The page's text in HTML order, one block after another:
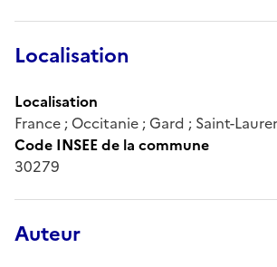
Localisation
Localisation
France ; Occitanie ; Gard ; Saint-
Code INSEE de la commune
30279
Auteur